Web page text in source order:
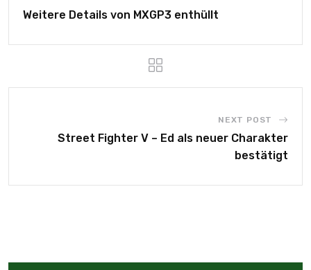
Weitere Details von MXGP3 enthüllt
NEXT POST
Street Fighter V – Ed als neuer Charakter
bestätigt